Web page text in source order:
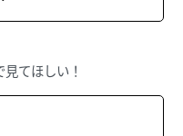
てほしい！